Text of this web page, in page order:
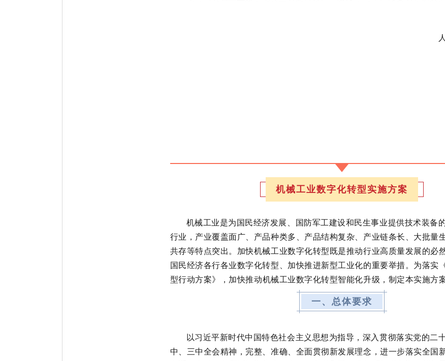
机械工业数字化转型实施方案
机械工业是为国民经济发展
国防军工建设和民生事业提供技术装备
行业，产业覆盖面广、产品种类多、产品结构复杂、产业链条长、大批量
共存等特点突出。加快机械工业数字化转型既是推动行业高质量发展的必
国民经济各行各业数字化转型、加快推进新型工业化的重要举措。为落实
型行动方案》， 加快推动机械工业数字化转型智能化升级，制定本实施方案
一、总体要求
以习近平新时代中国特色社会主义思想为指导，深入贯彻落实党的二
中、三中全会精神，完整、准确、全面贯彻新发展理念，进一步落实全国